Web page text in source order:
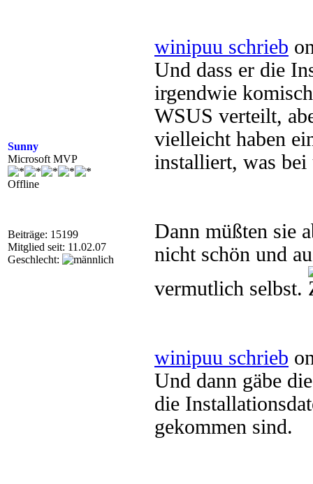
Sunny
Microsoft MVP
Offline
Beiträge: 15199
Mitglied seit: 11.02.07
Geschlecht:
winipuu schrieb
Und dass er die
irgendwie
WSUS verteilt,
vielleicht haben
installiert, was bei
Dann müßten sie
nicht schön und
vermutlich selbst.
winipuu schrieb
Und dann gäbe
die
gekommen sind.